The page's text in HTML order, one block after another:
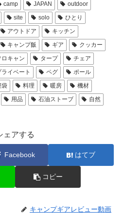
camp JAPAN
outdoor
site solo
ひとり
アウトドア
キッチン
キャンプ飯 ギア
クッカー
ロキャン タープ
チェア
ライベート ペグ
ポール
袋 料理 暖房
機材
用品 石油ストーブ
自然
ェアする
Facebook はてブ
コピー
キャンプギアレビュー動画